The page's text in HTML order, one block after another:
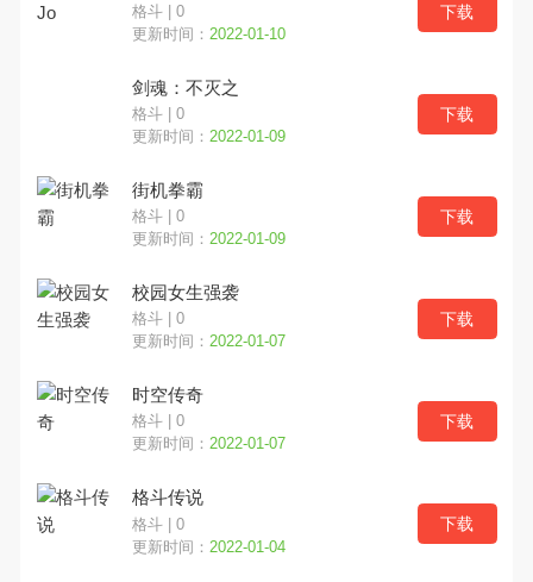
格斗 | 0
更新时间： 2022-01-10
下载
剑魂：不灭之
格斗 | 0
更新时间： 2022-01-09
下载
街机拳霸
格斗 | 0
更新时间： 2022-01-09
下载
校园女生强袭
格斗 | 0
更新时间： 2022-01-07
下载
时空传奇
格斗 | 0
更新时间： 2022-01-07
下载
格斗传说
格斗 | 0
更新时间： 2022-01-04
下载